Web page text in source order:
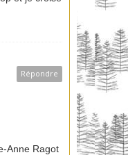
Répondre
Anne Ragot